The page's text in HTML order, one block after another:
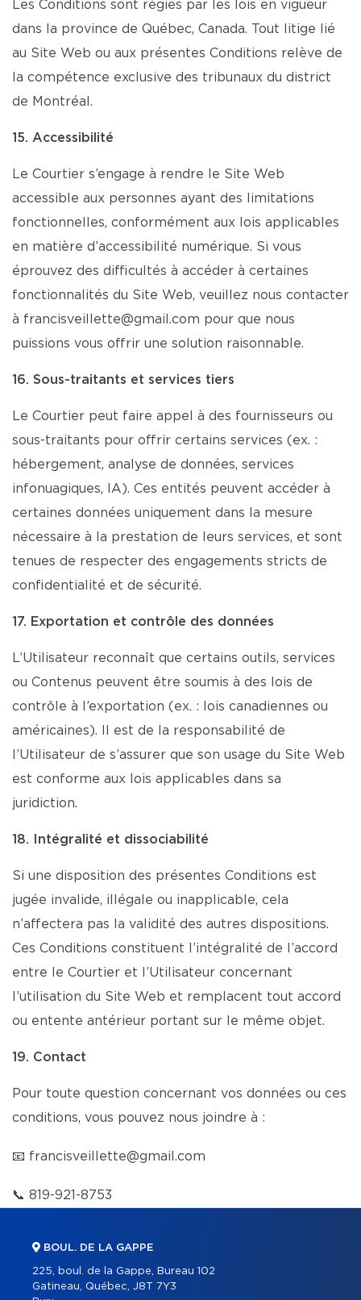
Les Conditions sont régies par les lois en vigueur
dans la province de Québec, Canada. Tout litige lié
au Site Web ou aux présentes Conditions relève de
la compétence exclusive des tribunaux du district
de Montréal.
15. Accessibilité
Le Courtier s’engage à rendre le Site Web
accessible aux personnes ayant des limitations
fonctionnelles, conformément aux lois applicables
en matière d’accessibilité numérique. Si vous
éprouvez des difficultés à accéder à certaines
fonctionnalités du Site Web, veuillez nous contacter
à francisveillette@gmail.com pour que nous
puissions vous offrir une solution raisonnable.
16. Sous-traitants et services tiers
Le Courtier peut faire appel à des fournisseurs ou
sous-traitants pour offrir certains services (ex. :
hébergement, analyse de données, services
infonuagiques, IA). Ces entités peuvent accéder à
certaines données uniquement dans la mesure
nécessaire à la prestation de leurs services, et sont
tenues de respecter des engagements stricts de
confidentialité et de sécurité.
17. Exportation et contrôle des données
L’Utilisateur reconnaît que certains outils, services
ou Contenus peuvent être soumis à des lois de
contrôle à l’exportation (ex. : lois canadiennes ou
américaines). Il est de la responsabilité de
l’Utilisateur de s’assurer que son usage du Site Web
est conforme aux lois applicables dans sa
juridiction.
18. Intégralité et dissociabilité
Si une disposition des présentes Conditions est
jugée invalide, illégale ou inapplicable, cela
n’affectera pas la validité des autres dispositions.
Ces Conditions constituent l’intégralité de l’accord
entre le Courtier et l’Utilisateur concernant
l’utilisation du Site Web et remplacent tout accord
ou entente antérieur portant sur le même objet.
19. Contact
Pour toute question concernant vos données ou ces
conditions, vous pouvez nous joindre à :
📧 francisveillette@gmail.com
📞 819-921-8753
BOUL. DE LA GAPPE
225, boul. de la Gappe, Bureau 102
Gatineau, Québec, J8T 7Y3